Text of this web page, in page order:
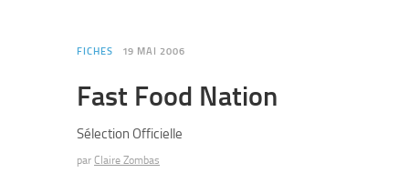
FICHES 19 MAI 2006
Fast Food Nation
Sélection Officielle
par Claire Zombas